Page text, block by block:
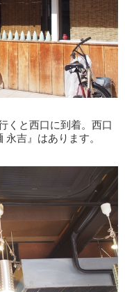
くと西口に到着。西口
吉』はあります。